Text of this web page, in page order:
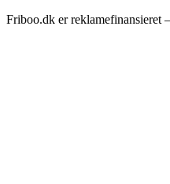
Friboo.dk er reklamefinansieret